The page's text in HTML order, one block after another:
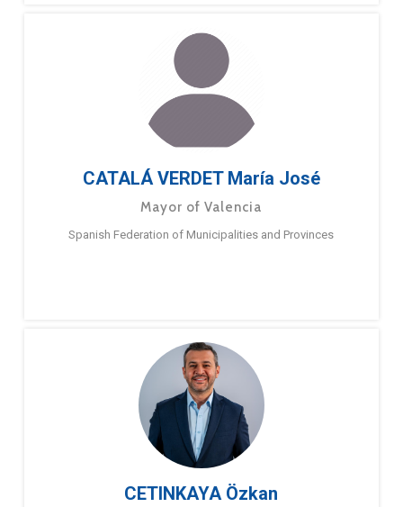
CATALÁ VERDET María José
Mayor of Valencia
Spanish Federation of Municipalities and Provinces
CETINKAYA Özkan